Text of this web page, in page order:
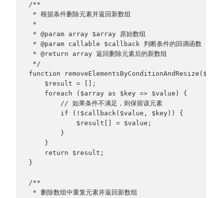
/**
* 根据条件删除元素并返回新数组
*
* @param array $array 原始数组
* @param callable $callback 判断条件的回调函数
* @return array 返回删除元素后的新数组
*/
function
$result = [];
foreach ($array as $key => $value) {
// 如果条件不满足，则保留该元素
if (!$callback($value, $key)) {
$result[] = $value;
}
}
return $result;
}
/**
* 删除数组中重复元素并返回新数组